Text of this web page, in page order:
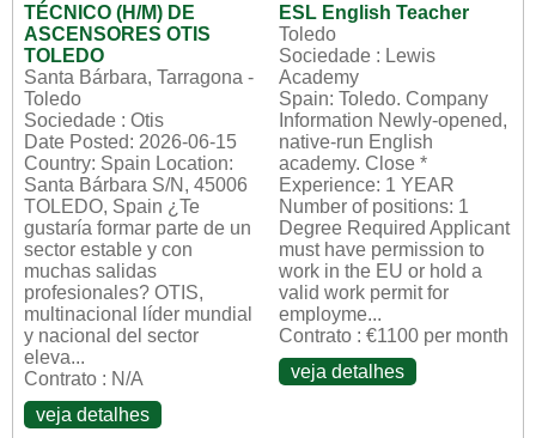
TÉCNICO (H/M) DE
ASCENSORES OTIS
TOLEDO
Santa Bárbara, Tarragona -
Toledo
Sociedade : Otis
Date Posted: 2026-06-15
Country: Spain Location:
Santa Bárbara S/N, 45006
TOLEDO, Spain ¿Te
gustaría formar parte de un
sector estable y con
muchas salidas
profesionales? OTIS,
multinacional líder mundial
y nacional del sector
eleva...
Contrato : N/A
veja detalhes
ESL English Teacher
Toledo
Sociedade : Lewis
Academy
Spain: Toledo. Company
Information Newly-opened,
native-run English
academy. Close *
Experience: 1 YEAR
Number of positions: 1
Degree Required Applicant
must have permission to
work in the EU or hold a
valid work permit for
employme...
Contrato : €1100 per month
veja detalhes